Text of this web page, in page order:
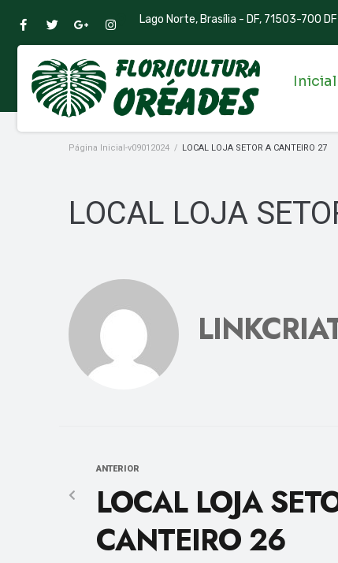
Lago Norte, Brasília - DF, 71503-700
Inicial
Página Inicial-v09012024 / LOCAL LOJA SETOR A CANTEIRO 27
LOCAL LOJA
ANTERIOR
LOCAL LOJA
CANTEIRO 26